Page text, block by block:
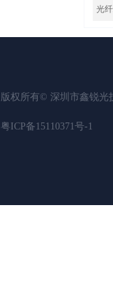
光
粤ICP备15110371号-1
版权所有©️ 深圳市鑫锐光